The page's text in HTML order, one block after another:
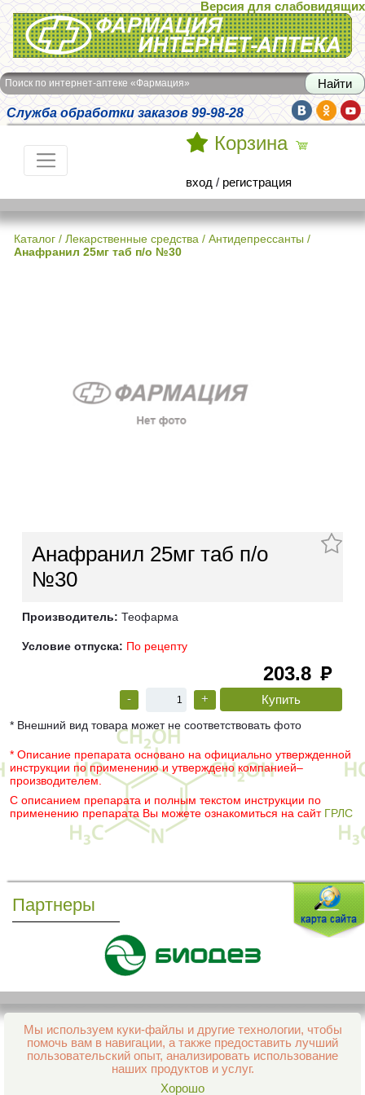
Интернет-аптека Фармация
Версия для слабовидящих
Поиск по интернет-аптеке «Фармация»
Служба обработки заказов 99-98-28
Корзина
вход / регистрация
Каталог / Лекарственные средства / Антидепрессанты /
Анафранил 25мг таб п/о №30
Анафранил 25мг таб п/о
№30
Производитель: Теофарма
Условие отпуска: По рецепту
203.8 руб
- +
* Внешний вид товара может не соответствовать фото
* Описание препарата основано на официально утвержденной
инструкции по применению и утверждено компанией–
производителем.
С описанием препарата и полным текстом инструкции по
применению препарата Вы можете ознакомиться на сайт ГРЛС
Партнеры
Мы используем куки-файлы и другие технологии, чтобы
помочь вам в навигации, а также предоставить лучший
пользовательский опыт, анализировать использование
наших продуктов и услуг.
Хорошо
Все права защищены и охраняются законом
© 2013–2026 Интернет-аптека Фармация
support@aptekapenza.ru
Телефон: Служба обработки заказов 99-98-28